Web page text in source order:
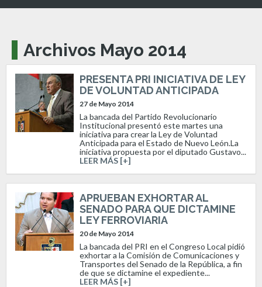
Archivos Mayo 2014
PRESENTA PRI INICIATIVA DE LEY
DE VOLUNTAD ANTICIPADA
27 de Mayo 2014
La bancada del Partido Revolucionario
Institucional presentó este martes una
iniciativa para crear la Ley de Voluntad
Anticipada para el Estado de Nuevo León.La
iniciativa propuesta por el diputado Gustavo...
LEER MÁS [+]
APRUEBAN EXHORTAR AL
SENADO PARA QUE DICTAMINE
LEY FERROVIARIA
20 de Mayo 2014
La bancada del PRI en el Congreso Local pidió
exhortar a la Comisión de Comunicaciones y
Transportes del Senado de la República, a fin
de que se dictamine el expediente...
LEER MÁS [+]